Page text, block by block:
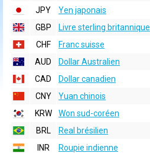
JPY
Yen japonais
GBP
Livre sterling britannique
CHF
Franc suisse
AUD
Dollar Australien
CAD
Dollar canadien
CNY
Yuan chinois
KRW
Won sud-coréen
BRL
Real brésilien
INR
Roupie indienne